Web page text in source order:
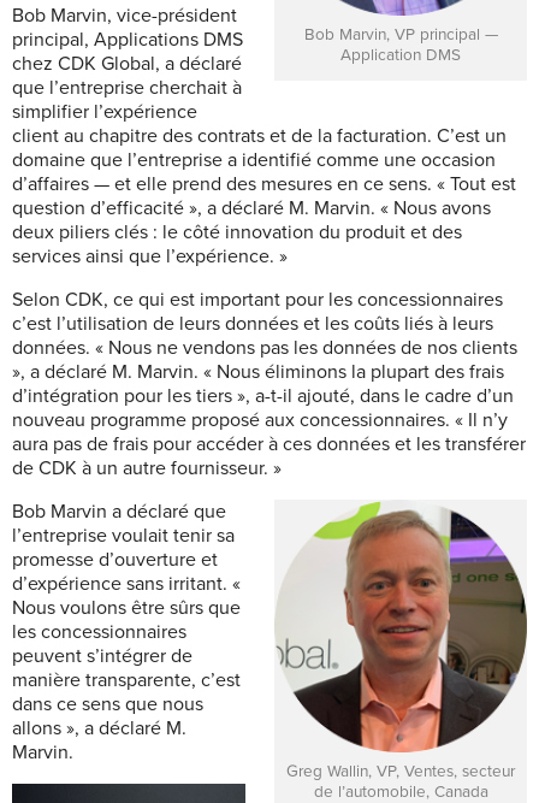
Bob Marvin, VP principal —
Application DMS
Bob Marvin, vice-président
principal, Applications DMS
chez CDK Global, a déclaré
que l’entreprise cherchait à
simplifier l’expérience
client au chapitre des contrats et de la facturation. C’est un
domaine que l’entreprise a identifié comme une occasion
d’affaires — et elle prend des mesures en ce sens. « Tout est
question d’efficacité », a déclaré M. Marvin. « Nous avons
deux piliers clés : le côté innovation du produit et des
services ainsi que l’expérience. »
Selon CDK, ce qui est important pour les concessionnaires
c’est l’utilisation de leurs données et les coûts liés à leurs
données. « Nous ne vendons pas les données de nos clients
», a déclaré M. Marvin. « Nous éliminons la plupart des frais
d’intégration pour les tiers », a-t-il ajouté, dans le cadre d’un
nouveau programme proposé aux concessionnaires. « Il n’y
aura pas de frais pour accéder à ces données et les transférer
de CDK à un autre fournisseur. »
Greg Wallin, VP, Ventes, secteur
de l’automobile, Canada
Bob Marvin a déclaré que
l’entreprise voulait tenir sa
promesse d’ouverture et
d’expérience sans irritant. «
Nous voulons être sûrs que
les concessionnaires
peuvent s’intégrer de
manière transparente, c’est
dans ce sens que nous
allons », a déclaré M.
Marvin.